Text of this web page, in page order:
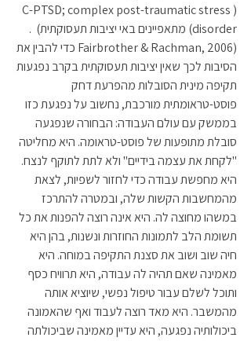
(C-PTSD; complex post-traumatic stress
disorder) מתאפיינים באי יציבות תעסוקתית)  .
(Fairbrother & Rachman, 2006 כדי להבין את
הסיבות לכך שאין יציבות תעסוקתית בקרב נפגעות
תקיפה מינית הסובלות מהפרעת דחק
פוסט-טראומתית מורכבת, נחשוב על נפגעת כזו
בממשק עם עולם העבודה: הבחורה שנפגעה
סובלת מתופעות של פוסט-טראומה. היא מחליטה
"לקחת את עצמה בידיים" ולא לתת לתוקף לנצח.
היא מחפשת עבודה כדי לחזור לשפיות, לצאת
מהמחשבות הקשות שלה, ובמטרה להתרכז
במשהו מחוצה לה. היא אינה רוצה להפנות את כל
תשומת הלב לתמונות החוזרות ונשנות, בהן היא
חיה שוב ושוב את סצנת התקיפה במוחה. היא
מאמינה שאם תהיה לה עבודה, היא תרוויח כסף
ותוכל לשלם עבור טיפול נפשי, שיוציא אותה
מהמשבר. היא מאד רוצה לעבוד ואף שהאמונה
ביכולותיה נפגעה, היא עדיין מאמינה שביכולתה